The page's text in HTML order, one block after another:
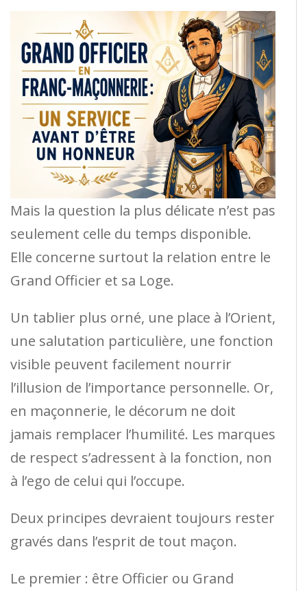
Mais la question la plus délicate n’est pas
seulement celle du temps disponible.
Elle concerne surtout la relation entre le
Grand Officier et sa Loge.
Un tablier plus orné, une place à l’Orient,
une salutation particulière, une fonction
visible peuvent facilement nourrir
l’illusion de l’importance personnelle. Or,
en maçonnerie, le décorum ne doit
jamais remplacer l’humilité. Les marques
de respect s’adressent à la fonction, non
à l’ego de celui qui l’occupe.
Deux principes devraient toujours rester
gravés dans l’esprit de tout maçon.
Le premier : être Officier ou Grand